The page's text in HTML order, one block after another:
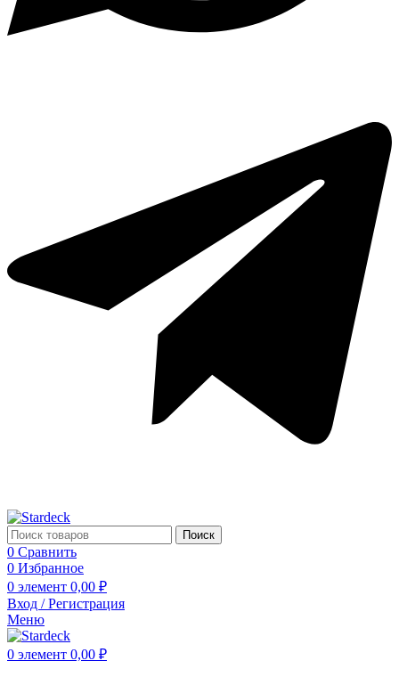
Поиск
0 Сравнить
0 Избранное
0 элемент 0,00 ₽
Вход / Регистрация
Меню
0 элемент 0,00 ₽